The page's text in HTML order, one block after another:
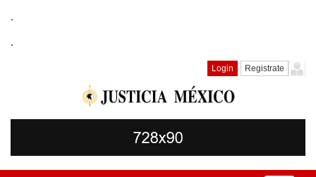
.
.
Login Registrate